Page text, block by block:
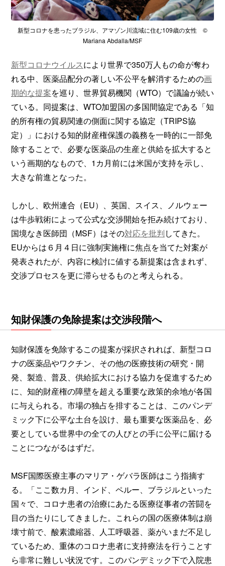
新型コロナを患ったブラジル、アマゾン川流域に住む109歳の女性 ©
Mariana Abdalla/MSF
新型コロナウイルスにより世界で350万人もの命が奪わ
れる中、医薬品配分の著しい不公平を解消するための画
期的な提案を巡り、世界貿易機関（WTO）で議論が続い
ている。同提案は、WTO加盟国の多国間協定である「知
的所有権の貿易関連の側面に関する協定（TRIPS協
定）」における知的財産権保護の義務を一時的に一部免
除することで、必要な医薬品の生産と供給を拡大すると
いう画期的なもので、1カ月前には米国が支持を示し、
大きな前進となった。
しかし、欧州連合（EU）、英国、スイス、ノルウェー
は牛歩戦術によって公式な交渉開始を拒み続けており、
国境なき医師団（MSF）はその対応を批判してきた。
EUからは６月４日に強制実施権に焦点を当てた対案が
発表されたが、内容に検討に値する新提案は含まれず、
交渉プロセスを更に滞らせるものと考えられる。
知財保護の免除提案は交渉段階へ
知財保護を免除するこの提案が採択されれば、新型コロ
ナの医薬品やワクチン、その他の医療技術の研究・開
発、製造、普及、供給拡大における協力を促進するため
に、知的財産権の障壁を超える重要な政策的余地が各国
に与えられる。市場の独占を排することは、このパンデ
ミック下に公平な土台を設け、最も重要な医薬品を、必
要としている世界中の全ての人びとの手に公平に届ける
ことにつながるはずだ。
MSF国際医療主事のマリア・ゲバラ医師はこう指摘す
る。「ここ数カ月、インド、ペルー、ブラジルといった
国々で、コロナ患者の治療にあたる医療従事者の苦闘を
目の当たりにしてきました。これらの国の医療体制は崩
壊寸前で、酸素濃縮器、人工呼吸器、薬がいまだ不足し
ているため、重体のコロナ患者に支持療法を行うことす
ら非常に難しい状況です。このパンデミック下で入院患